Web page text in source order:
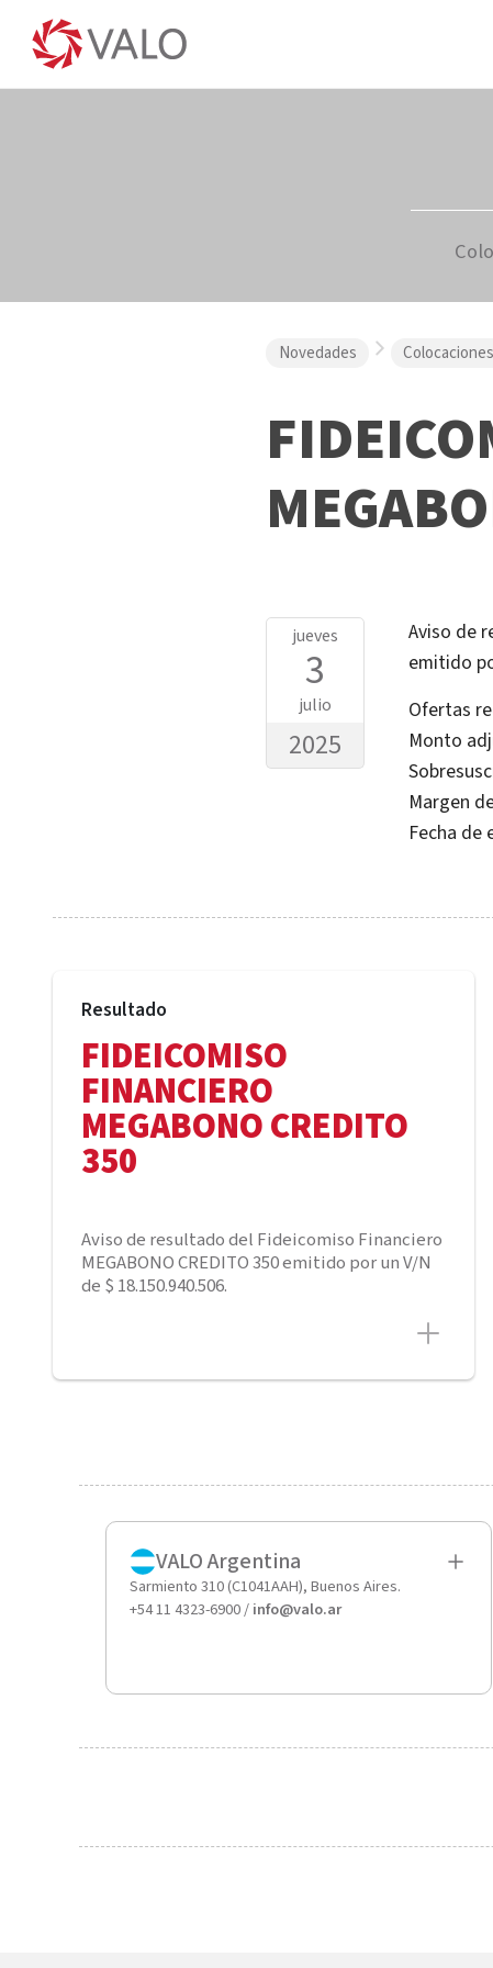
Novedades Colocaciones
jueves
3
julio
2025
Aviso de
emitido
Ofertas
Monto
Margen
Fecha de
Resultado
FIDEICOMISO
FINANCIERO
MEGABONO CREDITO
350
Aviso de resultado del Fideicomiso Financiero
MEGABONO CREDITO 350 emitido por un V/N
de $ 18.150.940.506.
VALO Argentina
Sarmiento 310 (C1041AAH), Buenos Aires.
+54 11 4323-6900 /info@valo.ar